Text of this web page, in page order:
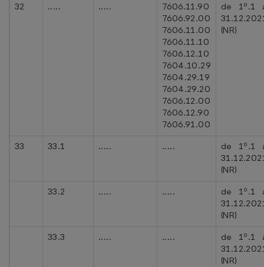
32
..... .....
7606.11.90
7606.92.00
7606.11.00
7606.11.10
7606.12.10
7604.10.29
7604.29.19
7604.29.20
7606.12.00
7606.12.90
7606.91.00
de 1º.1
(NR)
33 33.1 ..... .....
de 1º.1
(NR)
33.2
..... .....
de 1º.1
(NR)
33.3
..... .....
de 1º.1
(NR)